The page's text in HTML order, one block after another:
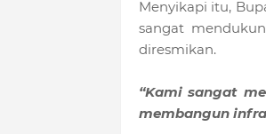
Menyikapi itu,
sangat
diresmikan.
“Kami sangat
membangun